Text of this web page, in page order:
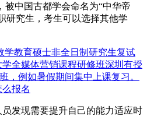
被中国古都学会命名为“中华帝
研究生，考生可以选择其他学
学教育硕士非全日制研究生复试
全媒体营销课程研修班深圳有授
，例如暑假期间集中上课复习。
报名
现需要提升自己的能力适应时